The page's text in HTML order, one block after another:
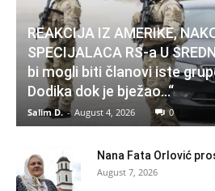
REAKCIJA IZ AMERIKE,
SPECIJALACA RS-a U
bi mogli biti članovi iste
Dodika dok je bježao…“
Salim D. - August 4, 2026 0
Nana Fata Orlović
August 7, 2026